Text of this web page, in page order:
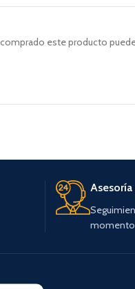
este producto
Asesoría